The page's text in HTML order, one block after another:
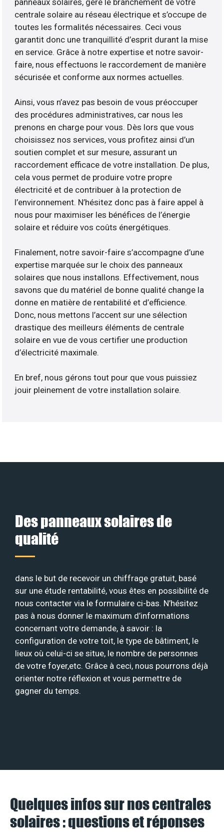
panneaux solaires, gère le branchement de votre
centrale solaire au réseau électrique et s’occupe de
toutes les formalités nécessaires. Ceci vous
garantit donc une tranquillité d’esprit durant la mise
en service. Grâce à notre expertise et notre savoir-
faire, nous effectuons le raccordement de manière
sécurisée et conforme aux normes actuelles.
Ainsi, vous n’avez pas besoin de vous préoccuper
des procédures administratives, car nous les
prenons en charge pour vous. Dès lors que vous
choisissez nos services, vous profitez ainsi d’un
soutien complet et sur mesure, assurant un
raccordement efficace de votre installation. De plus,
cela vous permet de produire votre propre
électricité et de contribuer à la protection de
l’environnement. N’hésitez donc pas à faire appel à
nous pour maximiser les bénéfices de l’énergie
solaire et réduire vos coûts énergétiques.
Finalement, notre savoir-faire s’accompagne d’une
expertise marquée sur le choix des panneaux
solaires que nous installons. Effectivement, nous
savons que du matériel de bonne qualité change la
donne en matière de rentabilité et d’efficience.
Donc, nous mettons l’accent sur une sélection
drastique des meilleurs éléments de centrale
solaire en vue de vous certifier une production
d’électricité maximale.
En bref, nous gérons tout pour que vous puissiez
jouir pleinement de votre installation solaire.
Des panneaux solaires de
qualité
dans le but de recevoir un chiffrage gratuit, basé
sur une étude rentabilité, vous êtes en possibilité de
nous contacter via le formulaire ci-bas. N’hésitez
pas à nous donner le maximum d’informations
concernant votre demande, à savoir : la
configuration de votre toit, le type de bâtiment, le
lieux où celui-ci se situe, le nombre de personnes
de votre foyer,etc. Grâce à ceci, nous pourrons déjà
orienter notre réflexion et vous permettre de
gagner du temps.
Quelques infos sur nos centrales
solaires : questions et réponses